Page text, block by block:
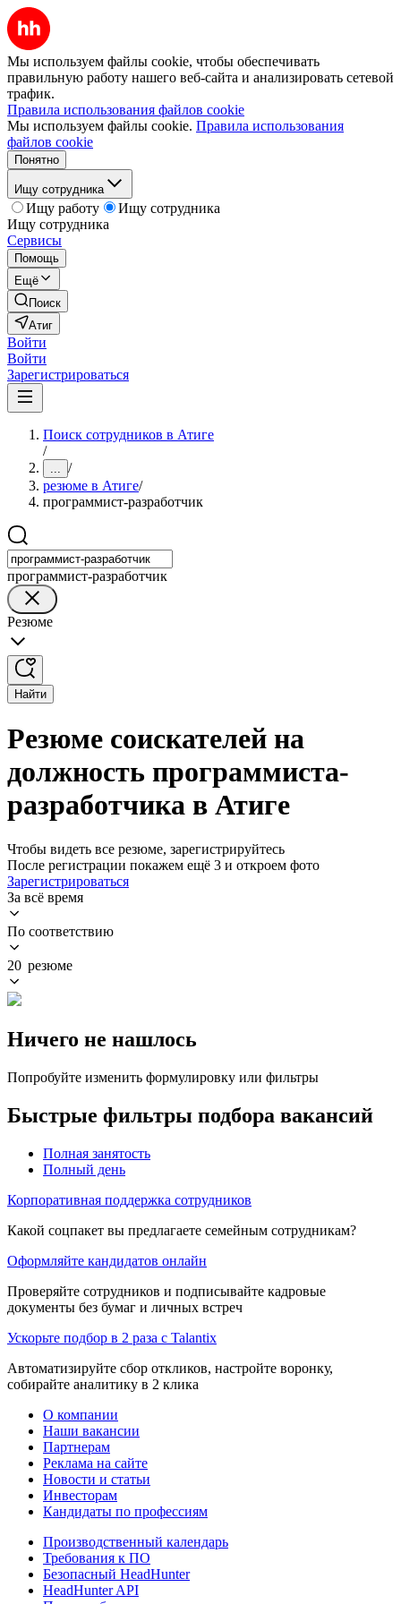
Мы используем файлы cookie, чтобы обеспечивать
правильную работу нашего веб-сайта и анализировать сетевой
трафик.
Правила использования файлов cookie
Мы используем файлы cookie. Правила использования
файлов cookie
Понятно
Ищу сотрудника
Ищу работу
Ищу сотрудника
Ищу сотрудника
Сервисы
Помощь
Ещё
Поиск
Атиг
Войти
Войти
Зарегистрироваться
Поиск сотрудников в Атиге
/
... /
резюме в Атиге/
программист-разработчик
программист-разработчик
Резюме
Найти
Резюме соискателей на
должность программиста-
разработчика в Атиге
Чтобы видеть все резюме, зарегистрируйтесь
После регистрации покажем ещё 3 и откроем фото
Зарегистрироваться
За всё время
По соответствию
20 резюме
Ничего не нашлось
Попробуйте изменить формулировку или фильтры
Быстрые фильтры подбора вакансий
Полная занятость
Полный день
Корпоративная поддержка сотрудников
Какой соцпакет вы предлагаете семейным сотрудникам?
Оформляйте кандидатов онлайн
Проверяйте сотрудников и подписывайте кадровые
документы без бумаг и личных встреч
Ускорьте подбор в 2 раза с Talantix
Автоматизируйте сбор откликов, настройте воронку,
собирайте аналитику в 2 клика
О компании
Наши вакансии
Партнерам
Реклама на сайте
Новости и статьи
Инвесторам
Кандидаты по профессиям
Производственный календарь
Требования к ПО
Безопасный HeadHunter
HeadHunter API